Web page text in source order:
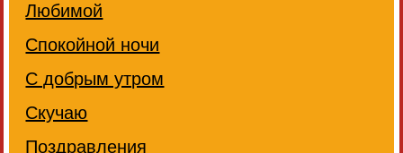
Любимой
Спокойной ночи
С добрым утром
Скучаю
Поздравления